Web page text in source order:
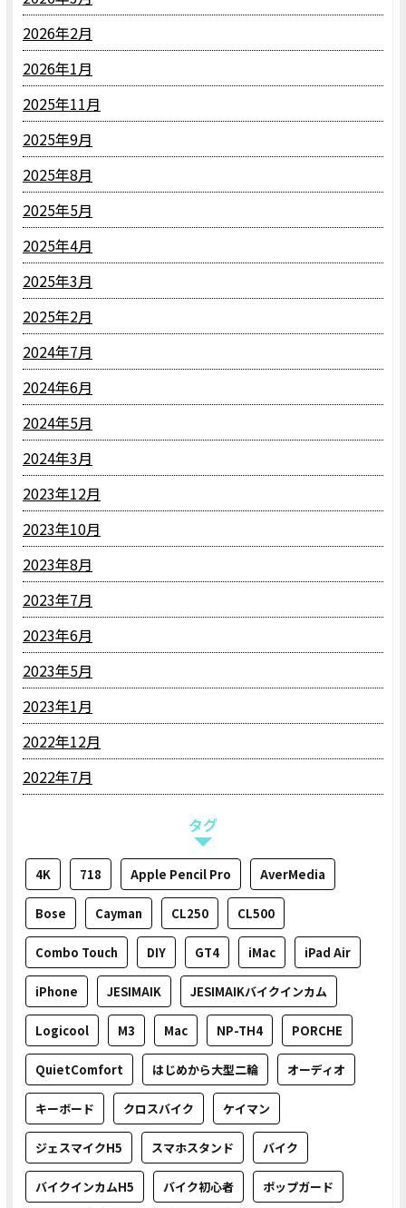
2026年2月
2026年1月
2025年11月
2025年9月
2025年8月
2025年5月
2025年4月
2025年3月
2025年2月
2024年7月
2024年6月
2024年5月
2024年3月
2023年12月
2023年10月
2023年8月
2023年7月
2023年6月
2023年5月
2023年1月
2022年12月
2022年7月
タグ
4K 718 Apple Pencil Pro AverMedia
Bose Cayman CL250 CL500
Combo Touch DIY GT4 iMac iPad Air
iPhone JESIMAIK JESIMAIKバイクインカム
Logicool M3 Mac NP-TH4 PORCHE
QuietComfort はじめから大型二輪 オーディオ
キーボード クロスバイク ケイマン
ジェスマイクH5 スマホスタンド バイク
バイクインカムH5 バイク初心者 ポップガード